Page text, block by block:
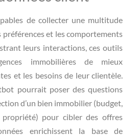
de collecter une multitude
et les comportements
leurs interactions, ces outils
immobilières de mieux
et les besoins de leur clientèle.
pourrait poser des questions
d’un bien immobilier (budget,
pour cibler des offres
enrichissent la base de